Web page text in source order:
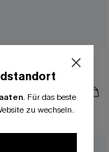
Metallic Mid-Waist
Bikini-Set
. Für das beste
zu wechseln.